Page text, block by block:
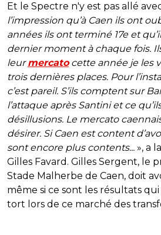
Et le Spectre n'y est pas allé
l’impression qu’à Caen ils ont
années ils ont terminé 17e et
dernier moment à chaque fois.
leurmercatocette année je les
trois dernières places. Pour
c’est pareil. S’ils comptent sur
l’attaque après Santini et ce
désillusions. Le mercato
désirer. Si Caen est content
sont encore plus contents... », a
Gilles Favard. Gilles Sergent, le
Stade Malherbe de Caen, doit
même si ce sont les résultats
tort lors de ce marché des